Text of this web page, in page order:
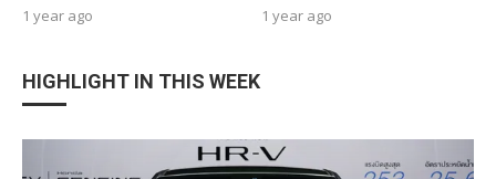
1 year ago
1 year ago
HIGHLIGHT IN THIS WEEK